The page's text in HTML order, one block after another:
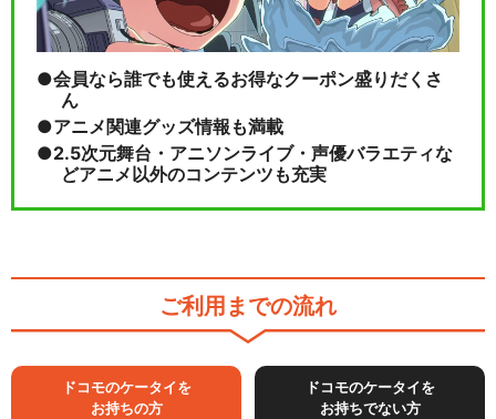
会員なら誰でも使えるお得なクーポン盛りだくさ
ん
アニメ関連グッズ情報も満載
2.5次元舞台・アニソンライブ・声優バラエティな
どアニメ以外のコンテンツも充実
ご利用までの流れ
ドコモのケータイを
お持ちの方
ドコモのケータイを
お持ちでない方